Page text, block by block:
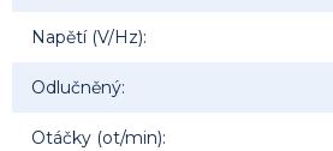
Napětí (V/Hz):
Odlučněný:
Otáčky (ot/min):